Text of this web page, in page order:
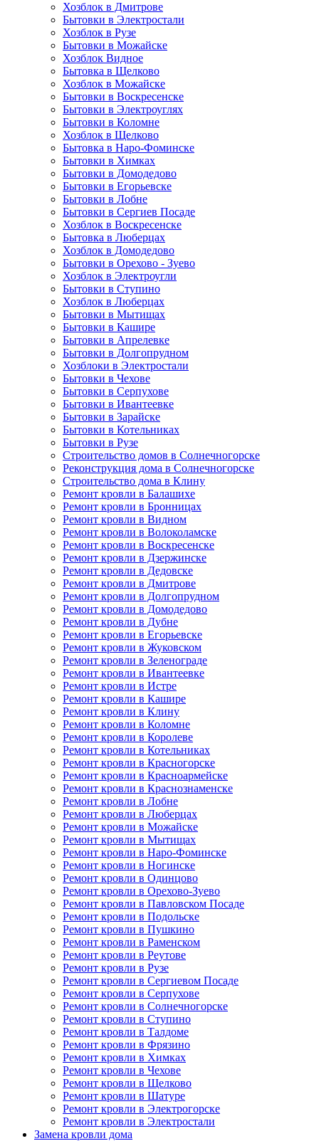
Хозблок в Дмитрове
Бытовки в Электростали
Хозблок в Рузе
Бытовки в Можайске
Хозблок Видное
Бытовкa в Щелково
Хозблок в Можайске
Бытовки в Воскресенске
Бытовки в Электроуглях
Бытовки в Коломне
Хозблок в Щелково
Бытовка в Наро-Фоминске
Бытовки в Химках
Бытовки в Домодедово
Бытовки в Егорьевске
Бытовки в Лобне
Бытовки в Сергиев Посаде
Хозблок в Воскресенске
Бытовка в Люберцах
Хозблок в Домодедово
Бытовки в Орехово - Зуево
Хозблок в Электроугли
Бытовки в Ступино
Хозблок в Люберцах
Бытовки в Мытищах
Бытовки в Кашире
Бытовки в Апрелевке
Бытовки в Долгопрудном
Хозблоки в Электростали
Бытовки в Чехове
Бытовки в Серпухове
Бытовки в Ивантеевке
Бытовки в Зарайске
Бытовки в Котельниках
Бытовки в Рузе
Строительство домов в Солнечногорске
Реконструкция дома в Солнечногорске
Строительство дома в Клину
Ремонт кровли в Балашихе
Ремонт кровли в Бронницах
Ремонт кровли в Видном
Ремонт кровли в Волоколамске
Ремонт кровли в Воскресенске
Ремонт кровли в Дзержинске
Ремонт кровли в Дедовске
Ремонт кровли в Дмитрове
Ремонт кровли в Долгопрудном
Ремонт кровли в Домодедово
Ремонт кровли в Дубне
Ремонт кровли в Егорьевске
Ремонт кровли в Жуковском
Ремонт кровли в Зеленограде
Ремонт кровли в Ивантеевке
Ремонт кровли в Истре
Ремонт кровли в Кашире
Ремонт кровли в Клину
Ремонт кровли в Коломне
Ремонт кровли в Королеве
Ремонт кровли в Котельниках
Ремонт кровли в Красногорске
Ремонт кровли в Красноармейске
Ремонт кровли в Краснознаменске
Ремонт кровли в Лобне
Ремонт кровли в Люберцах
Ремонт кровли в Можайске
Ремонт кровли в Мытищах
Ремонт кровли в Наро-Фоминске
Ремонт кровли в Ногинске
Ремонт кровли в Одинцово
Ремонт кровли в Орехово-Зуево
Ремонт кровли в Павловском Посаде
Ремонт кровли в Подольске
Ремонт кровли в Пушкино
Ремонт кровли в Раменском
Ремонт кровли в Реутове
Ремонт кровли в Рузе
Ремонт кровли в Сергиевом Посаде
Ремонт кровли в Серпухове
Ремонт кровли в Солнечногорске
Ремонт кровли в Ступино
Ремонт кровли в Талдоме
Ремонт кровли в Фрязино
Ремонт кровли в Химках
Ремонт кровли в Чехове
Ремонт кровли в Щелково
Ремонт кровли в Шатуре
Ремонт кровли в Электрогорске
Ремонт кровли в Электростали
Замена кровли дома